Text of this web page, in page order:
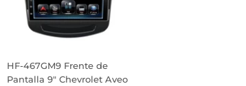
HF-467GM9 Frente de
Pantalla 9" Chevrolet Aveo